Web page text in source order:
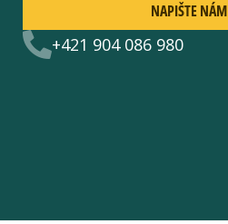
+421 904 086 980
NAPIŠTE NÁM